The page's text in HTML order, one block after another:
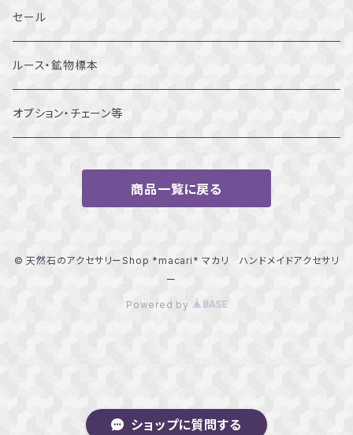
ショップに質問する
12～12.5号
13～13.5号
14～14.5号
17～17.5号
ブレスレット
セール
ルース・鉱物標本
オプション・チェーン等
商品一覧に戻る
© 天然石のアクセサリーShop *macari* マカリ ハンドメイドアクセサリ
ー
Powered by